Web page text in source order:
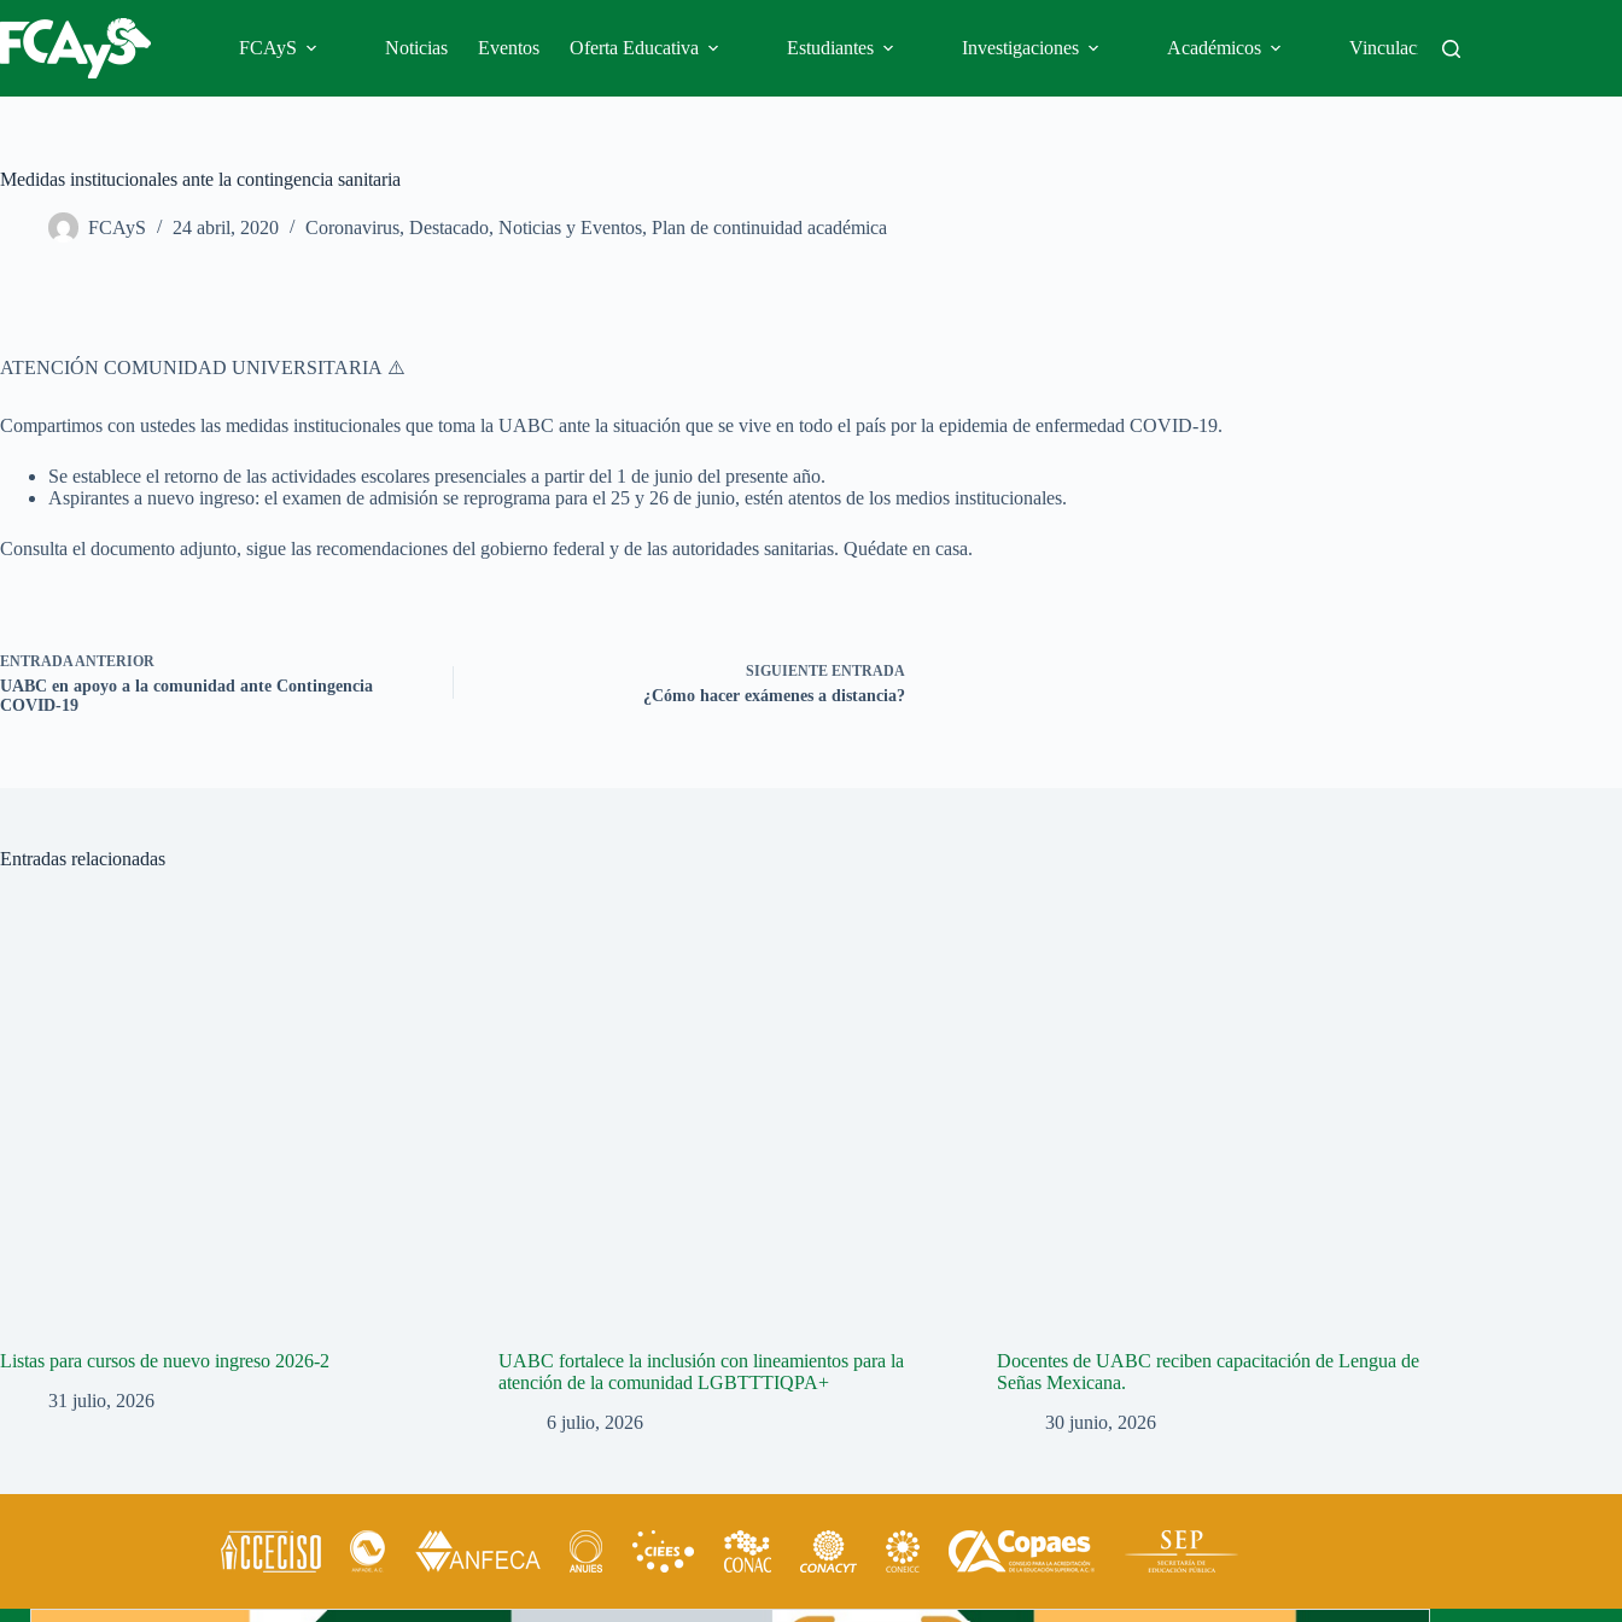
al
contenido
FCAyS Noticias Eventos Oferta Educativa Estudiantes Investigaciones Académicos Vinculación
Medidas institucionales ante la contingencia sanitaria
FCAyS 24 abril, 2020 Coronavirus, Destacado, Noticias y Eventos, Plan de continuidad académica
ATENCIÓN COMUNIDAD UNIVERSITARIA ⚠️
Compartimos con ustedes las medidas institucionales que toma la UABC ante la situación que se vive en todo el país por la epidemia de enfermedad COVID-19.
Se establece el retorno de las actividades escolares presenciales a partir del 1 de junio del presente año.
Aspirantes a nuevo ingreso: el examen de admisión se reprograma para el 25 y 26 de junio, estén atentos de los medios institucionales.
Consulta el documento adjunto, sigue las recomendaciones del gobierno federal y de las autoridades sanitarias. Quédate en casa.
ENTRADAANTERIOR
UABC en apoyo a la comunidad ante Contingencia
COVID-19
SIGUIENTE ENTRADA
¿Cómo hacer exámenes a distancia?
Entradas relacionadas
Listas para cursos de nuevo ingreso 2026-2
31 julio, 2026
UABC fortalece la inclusión con lineamientos para la
atención de la comunidad LGBTTTIQPA+
6 julio, 2026
Docentes de UABC reciben capacitación de Lengua de
Señas Mexicana.
30 junio, 2026